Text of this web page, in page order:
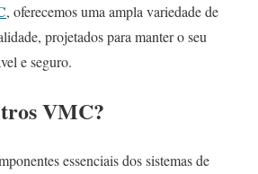
, oferecemos uma ampla variedade de
projetados para manter o seu
e seguro.
VMC?
essenciais dos sistemas de